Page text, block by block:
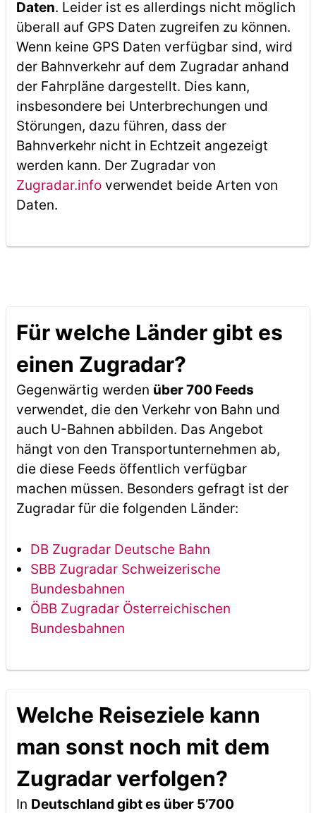
Daten. Leider ist es allerdings nicht möglich
überall auf GPS Daten zugreifen zu können.
Wenn keine GPS Daten verfügbar sind, wird
der Bahnverkehr auf dem Zugradar anhand
der Fahrpläne dargestellt. Dies kann,
insbesondere bei Unterbrechungen und
Störungen, dazu führen, dass der
Bahnverkehr nicht in Echtzeit angezeigt
werden kann. Der Zugradar von
Zugradar.infoverwendet beide Arten von
Daten.
Für welche Länder gibt es
einen Zugradar?
Gegenwärtig werden über 700 Feeds
verwendet, die den Verkehr von Bahn und
auch U-Bahnen abbilden. Das Angebot
hängt von den Transportunternehmen ab,
die diese Feeds öffentlich verfügbar
machen müssen. Besonders gefragt ist der
Zugradar für die folgenden Länder:
DB Zugradar Deutsche Bahn
SBB Zugradar Schweizerische
Bundesbahnen
ÖBB Zugradar Österreichischen
Bundesbahnen
Welche Reiseziele kann
man sonst noch mit dem
Zugradar verfolgen?
In Deutschland gibt es über 5’700